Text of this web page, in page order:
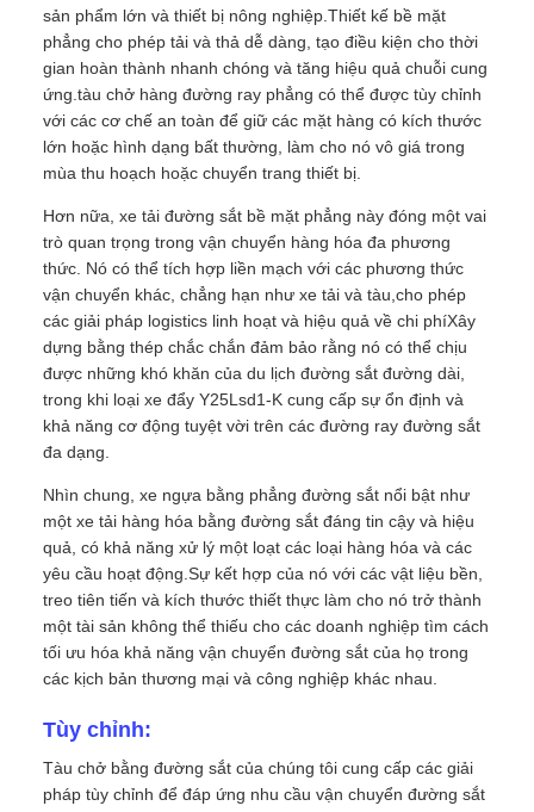
sản phẩm lớn và thiết bị nông nghiệp.Thiết kế bề mặt
phẳng cho phép tải và thả dễ dàng, tạo điều kiện cho thời
gian hoàn thành nhanh chóng và tăng hiệu quả chuỗi cung
ứng.tàu chở hàng đường ray phẳng có thể được tùy chỉnh
với các cơ chế an toàn để giữ các mặt hàng có kích thước
lớn hoặc hình dạng bất thường, làm cho nó vô giá trong
mùa thu hoạch hoặc chuyển trang thiết bị.
Hơn nữa, xe tải đường sắt bề mặt phẳng này đóng một vai
trò quan trọng trong vận chuyển hàng hóa đa phương
thức. Nó có thể tích hợp liền mạch với các phương thức
vận chuyển khác, chẳng hạn như xe tải và tàu,cho phép
các giải pháp logistics linh hoạt và hiệu quả về chi phíXây
dựng bằng thép chắc chắn đảm bảo rằng nó có thể chịu
được những khó khăn của du lịch đường sắt đường dài,
trong khi loại xe đẩy Y25Lsd1-K cung cấp sự ổn định và
khả năng cơ động tuyệt vời trên các đường ray đường sắt
đa dạng.
Nhìn chung, xe ngựa bằng phẳng đường sắt nổi bật như
một xe tải hàng hóa bằng đường sắt đáng tin cậy và hiệu
quả, có khả năng xử lý một loạt các loại hàng hóa và các
yêu cầu hoạt động.Sự kết hợp của nó với các vật liệu bền,
treo tiên tiến và kích thước thiết thực làm cho nó trở thành
một tài sản không thể thiếu cho các doanh nghiệp tìm cách
tối ưu hóa khả năng vận chuyển đường sắt của họ trong
các kịch bản thương mại và công nghiệp khác nhau.
Tùy chỉnh:
Tàu chở bằng đường sắt của chúng tôi cung cấp các giải
pháp tùy chỉnh để đáp ứng nhu cầu vận chuyển đường sắt